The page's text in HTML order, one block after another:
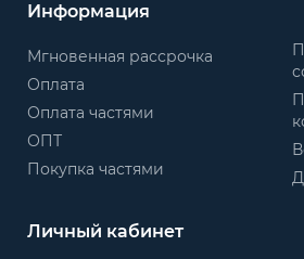
Информация
Мгновенная рассрочка
Оплата
Оплата частями
ОПТ
Покупка частями
Личный кабинет